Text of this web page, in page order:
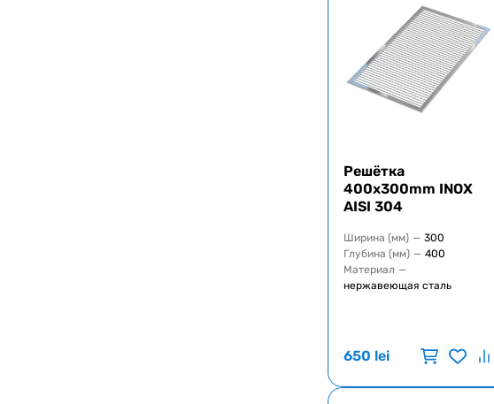
Решётка
400x300mm INOX
AISI 304
Ширина (мм) — 300
Глубина (мм) — 400
Материал —
нержавеющая сталь
650 lei